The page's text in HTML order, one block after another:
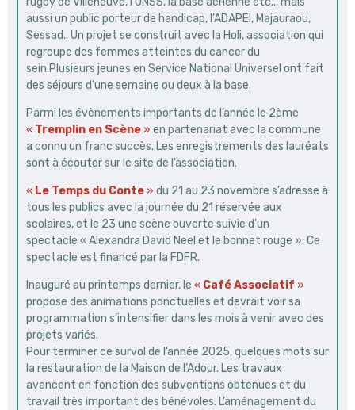
aussi un public porteur de handicap, l’ADAPEI, Majauraou,
Sessad.. Un projet se construit avec la Holi, association qui
regroupe des femmes atteintes du cancer du
sein.Plusieurs jeunes en Service National Universel ont fait
des séjours d’une semaine ou deux à la base.
Parmi les évènements importants de l’année le 2ème
« Tremplin en Scène » en partenariat avec la commune
a connu un franc succès. Les enregistrements des lauréats
sont à écouter sur le site de l’association.
« Le Temps du Conte » du 21 au 23 novembre s’adresse à
tous les publics avec la journée du 21 réservée aux
scolaires, et le 23 une scène ouverte suivie d’un
spectacle « Alexandra David Neel et le bonnet rouge ». Ce
spectacle est financé par la FDFR.
Inauguré au printemps dernier, le « Café Associatif »
propose des animations ponctuelles et devrait voir sa
programmation s’intensifier dans les mois à venir avec des
projets variés.
Pour terminer ce survol de l’année 2025, quelques mots sur
la restauration de la Maison de l’Adour. Les travaux
avancent en fonction des subventions obtenues et du
travail très important des bénévoles. L’aménagement du